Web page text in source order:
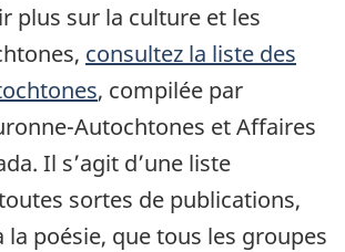
plus sur la culture et les
consultez la liste des
, compilée par
Autochtones et Affaires
Il s’agit d’une liste
sortes de publications,
la poésie, que tous les groupes